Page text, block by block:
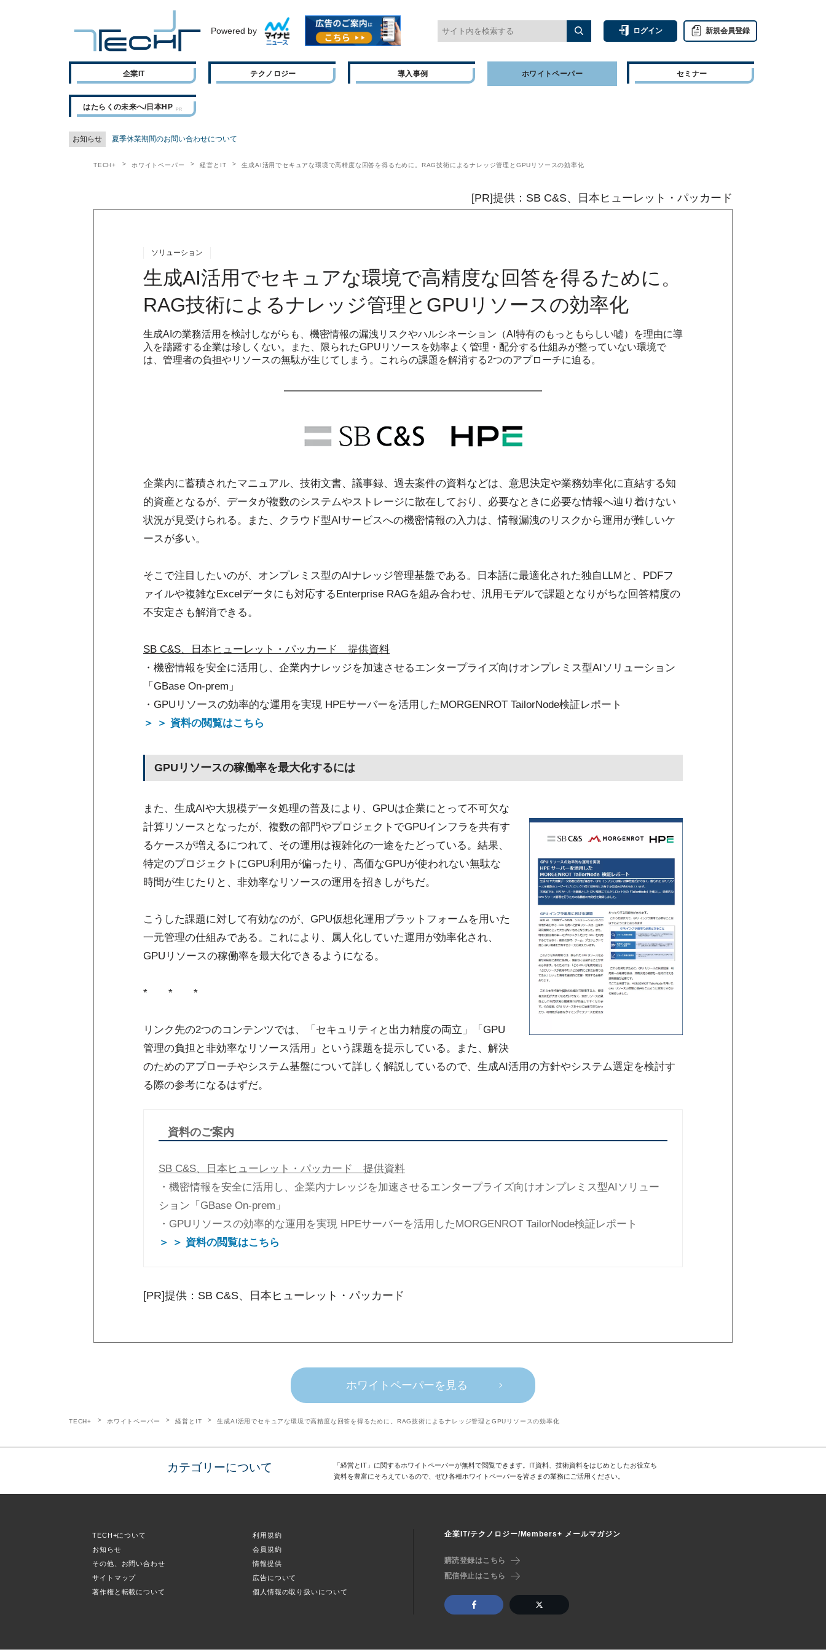
Powered by ログイン 新規会員登録
企業IT テクノロジー 導入事例 ホワイトペーパー セミナー
はたらくの未来へ/日本HP
お知らせ 夏季休業期間のお問い合わせについて
TECH+ ホワイトペーパー 経営とIT 生成AI活用でセキュアな環境で高精度な回答を得るために。RAG技術によるナレッジ管理とGPUリソースの効率化
[PR]提供：SB C&S、日本ヒューレット・パッカード
ソリューション
生成AI活用でセキュアな環境で高精度な回答を得るために。
RAG技術によるナレッジ管理とGPUリソースの効率化
生成AIの業務活用を検討しながらも、機密情報の漏洩リスクやハルシネーション（AI特有のもっともらしい嘘）を理由に導
入を躊躇する企業は珍しくない。また、限られたGPUリソースを効率よく管理・配分する仕組みが整っていない環境で
は、管理者の負担やリソースの無駄が生じてしまう。これらの課題を解消する2つのアプローチに迫る。
企業内に蓄積されたマニュアル、技術文書、議事録、過去案件の資料などは、意思決定や業務効率化に直結する知
的資産となるが、データが複数のシステムやストレージに散在しており、必要なときに必要な情報へ辿り着けない
状況が見受けられる。また、クラウド型AIサービスへの機密情報の入力は、情報漏洩のリスクから運用が難しいケ
ースが多い。
そこで注目したいのが、オンプレミス型のAIナレッジ管理基盤である。日本語に最適化された独自LLMと、PDFフ
ァイルや複雑なExcelデータにも対応するEnterprise RAGを組み合わせ、汎用モデルで課題となりがちな回答精度の
不安定さも解消できる。
SB C&S、日本ヒューレット・パッカード 提供資料
・機密情報を安全に活用し、企業内ナレッジを加速させるエンタープライズ向けオンプレミス型AIソリューション
「GBase On-prem」
・GPUリソースの効率的な運用を実現 HPEサーバーを活用したMORGENROT TailorNode検証レポート
＞ ＞ 資料の閲覧はこちら
GPUリソースの稼働率を最大化するには
また、生成AIや大規模データ処理の普及により、GPUは企業にとって不可欠な
計算リソースとなったが、複数の部門やプロジェクトでGPUインフラを共有す
るケースが増えるにつれて、その運用は複雑化の一途をたどっている。結果、
特定のプロジェクトにGPU利用が偏ったり、高価なGPUが使われない無駄な
時間が生じたりと、非効率なリソースの運用を招きしがちだ。
こうした課題に対して有効なのが、GPU仮想化運用プラットフォームを用いた
一元管理の仕組みである。これにより、属人化していた運用が効率化され、
GPUリソースの稼働率を最大化できるようになる。
* * *
リンク先の2つのコンテンツでは、「セキュリティと出力精度の両立」「GPU
管理の負担と非効率なリソース活用」という課題を提示している。また、解決
のためのアプローチやシステム基盤について詳しく解説しているので、生成AI活用の方針やシステム選定を検討す
る際の参考になるはずだ。
資料のご案内
SB C&S、日本ヒューレット・パッカード 提供資料
・機密情報を安全に活用し、企業内ナレッジを加速させるエンタープライズ向けオンプレミス型AIソリュー
ション「GBase On-prem」
・GPUリソースの効率的な運用を実現 HPEサーバーを活用したMORGENROT TailorNode検証レポート
＞ ＞ 資料の閲覧はこちら
[PR]提供：SB C&S、日本ヒューレット・パッカード
ホワイトペーパーを見る
TECH+ ホワイトペーパー 経営とIT 生成AI活用でセキュアな環境で高精度な回答を得るために。RAG技術によるナレッジ管理とGPUリソースの効率化
カテゴリーについて
「経営とIT」に関するホワイトペーパーが無料で閲覧できます。IT資料、技術資料をはじめとしたお役立ち
資料を豊富にそろえているので、ぜひ各種ホワイトペーパーを皆さまの業務にご活用ください。
TECH+について
利用規約
お知らせ
会員規約
その他、お問い合わせ
情報提供
サイトマップ
広告について
著作権と転載について
個人情報の取り扱いについて
企業IT/テクノロジー/Members+ メールマガジン
購読登録はこちら
配信停止はこちら